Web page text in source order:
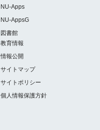
NU-Apps
NU-AppsG
図書館
教育情報
情報公開
サイトマップ
サイトポリシー
個人情報保護方針